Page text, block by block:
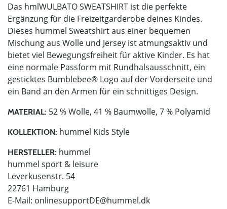
Das hmlWULBATO SWEATSHIRT ist die perfekte
Ergänzung für die Freizeitgarderobe deines Kindes.
Dieses hummel Sweatshirt aus einer bequemen
Mischung aus Wolle und Jersey ist atmungsaktiv und
bietet viel Bewegungsfreiheit für aktive Kinder. Es hat
eine normale Passform mit Rundhalsausschnitt, ein
gesticktes Bumblebee® Logo auf der Vorderseite und
ein Band an den Armen für ein schnittiges Design.
MATERIAL: 52 % Wolle, 41 % Baumwolle, 7 % Polyamid
KOLLEKTION: hummel Kids Style
HERSTELLER: hummel
hummel sport & leisure
Leverkusenstr. 54
22761 Hamburg
E-Mail: onlinesupportDE@hummel.dk